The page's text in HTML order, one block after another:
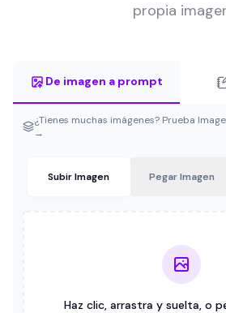
propia
De imagen a prompt
¿Tienes muchas imágenes? Prueba
→
Subir Imagen Pegar Imagen
Haz clic, arrastra y suelta, o